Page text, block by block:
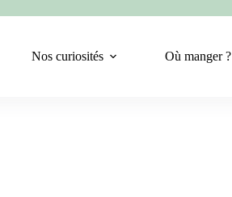
Nos curiosités Où manger ?